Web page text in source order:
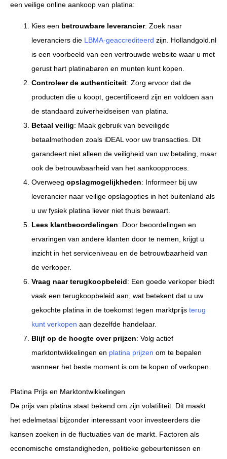
een veilige online aankoop van platina:
Kies een betrouwbare leverancier: Zoek naar
leveranciers die LBMA-geaccrediteerd zijn. Hollandgold.nl
is een voorbeeld van een vertrouwde website waar u met
gerust hart platinabaren en munten kunt kopen.
Controleer de authenticiteit: Zorg ervoor dat de
producten die u koopt, gecertificeerd zijn en voldoen aan
de standaard zuiverheidseisen van platina.
Betaal veilig: Maak gebruik van beveiligde
betaalmethoden zoals iDEAL voor uw transacties. Dit
garandeert niet alleen de veiligheid van uw betaling, maar
ook de betrouwbaarheid van het aankoopproces.
Overweeg opslagmogelijkheden: Informeer bij uw
leverancier naar veilige opslagopties in het buitenland als
u uw fysiek platina liever niet thuis bewaart.
Lees klantbeoordelingen: Door beoordelingen en
ervaringen van andere klanten door te nemen, krijgt u
inzicht in het serviceniveau en de betrouwbaarheid van
de verkoper.
Vraag naar terugkoopbeleid: Een goede verkoper biedt
vaak een terugkoopbeleid aan, wat betekent dat u uw
gekochte platina in de toekomst tegen marktprijs terug
kunt verkopen aan dezelfde handelaar.
Blijf op de hoogte over prijzen: Volg actief
marktontwikkelingen en platina prijzen om te bepalen
wanneer het beste moment is om te kopen of verkopen.
Platina Prijs en Marktontwikkelingen
De prijs van platina staat bekend om zijn volatiliteit. Dit maakt
het edelmetaal bijzonder interessant voor investeerders die
kansen zoeken in de fluctuaties van de markt. Factoren als
economische omstandigheden, politieke gebeurtenissen en